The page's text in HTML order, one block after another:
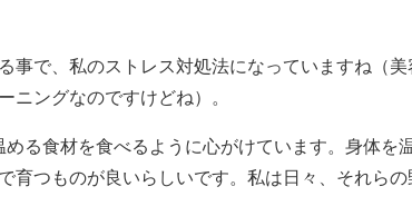
事で、私のストレス対処法になっていますね（
ニングなのですけどね）。
る食材を食べるように心がけています。身体を
育つものが良いらしいです。私は日々、それら